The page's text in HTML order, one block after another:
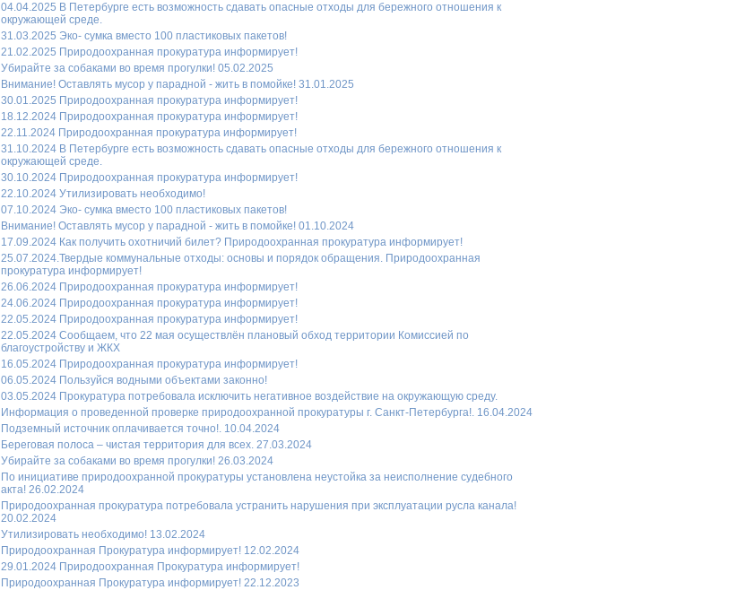
04.04.2025 В Петербурге есть возможность сдавать опасные отходы для бережного отношения к
окружающей среде.
31.03.2025 Эко- сумка вместо 100 пластиковых пакетов!
21.02.2025 Природоохранная прокуратура информирует!
Убирайте за собаками во время прогулки! 05.02.2025
Внимание! Оставлять мусор у парадной - жить в помойке! 31.01.2025
30.01.2025 Природоохранная прокуратура информирует!
18.12.2024 Природоохранная прокуратура информирует!
22.11.2024 Природоохранная прокуратура информирует!
31.10.2024 В Петербурге есть возможность сдавать опасные отходы для бережного отношения к
окружающей среде.
30.10.2024 Природоохранная прокуратура информирует!
22.10.2024 Утилизировать необходимо!
07.10.2024 Эко- сумка вместо 100 пластиковых пакетов!
Внимание! Оставлять мусор у парадной - жить в помойке! 01.10.2024
17.09.2024 Как получить охотничий билет? Природоохранная прокуратура информирует!
25.07.2024.Твердые коммунальные отходы: основы и порядок обращения. Природоохранная
прокуратура информирует!
26.06.2024 Природоохранная прокуратура информирует!
24.06.2024 Природоохранная прокуратура информирует!
22.05.2024 Природоохранная прокуратура информирует!
22.05.2024 Сообщаем, что 22 мая осуществлён плановый обход территории Комиссией по
благоустройству и ЖКХ
16.05.2024 Природоохранная прокуратура информирует!
06.05.2024 Пользуйся водными объектами законно!
03.05.2024 Прокуратура потребовала исключить негативное воздействие на окружающую среду.
Информация о проведенной проверке природоохранной прокуратуры г. Санкт-Петербурга!. 16.04.2024
Подземный источник оплачивается точно!. 10.04.2024
Береговая полоса – чистая территория для всех. 27.03.2024
Убирайте за собаками во время прогулки! 26.03.2024
По инициативе природоохранной прокуратуры установлена неустойка за неисполнение судебного
акта! 26.02.2024
Природоохранная прокуратура потребовала устранить нарушения при эксплуатации русла канала!
20.02.2024
Утилизировать необходимо! 13.02.2024
Природоохранная Прокуратура информирует! 12.02.2024
29.01.2024 Природоохранная Прокуратура информирует!
Природоохранная Прокуратура информирует! 22.12.2023